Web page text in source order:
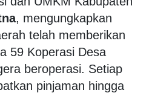
, mengungkapkan
telah memberikan
59 Koperasi Desa
beroperasi. Setiap
pinjaman hingga